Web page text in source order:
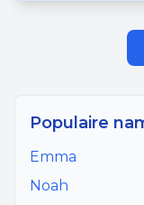
Populaire
Emma
Noah